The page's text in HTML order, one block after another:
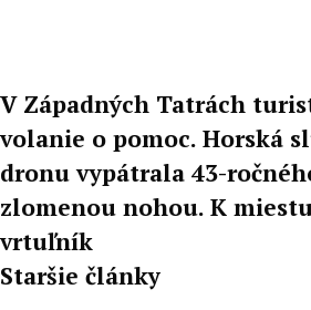
V Západných Tatrách
volanie o pomoc. Horská
dronu vypátrala 43-
zlomenou nohou. K
vrtuľník
Staršie články